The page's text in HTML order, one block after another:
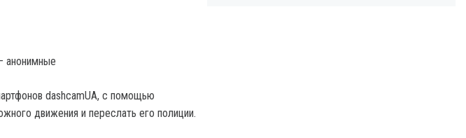
анонимные
dashcamUA, с помощью
движения и переслать его полиции.